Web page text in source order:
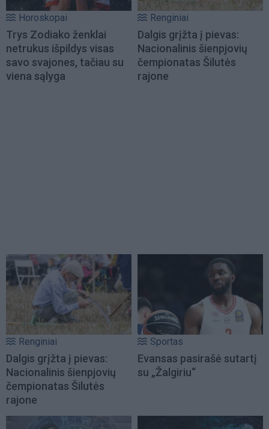
Horoskopai
Trys Zodiako ženklai
netrukus išpildys visas
savo svajones, tačiau su
viena sąlyga
Renginiai
Dalgis grįžta į pievas:
Nacionalinis šienpjovių
čempionatas Šilutės
rajone
Renginiai
Dalgis grįžta į pievas:
Nacionalinis šienpjovių
čempionatas Šilutės
rajone
Sportas
Evansas pasirašė sutartį
su „Žalgiriu“